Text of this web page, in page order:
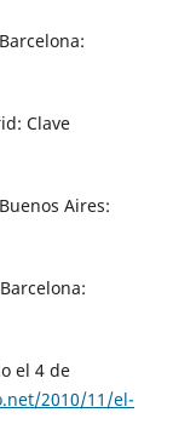
Clave
Aires:
el 4 de
2010/11/el-